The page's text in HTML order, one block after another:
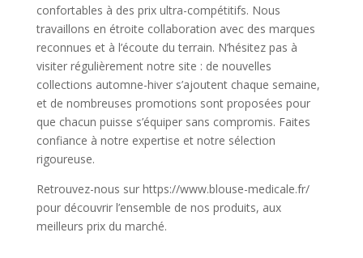
confortables à des prix ultra-compétitifs. Nous
travaillons en étroite collaboration avec des marques
reconnues et à l’écoute du terrain. N’hésitez pas à
visiter régulièrement notre site : de nouvelles
collections automne-hiver s’ajoutent chaque semaine,
et de nombreuses promotions sont proposées pour
que chacun puisse s’équiper sans compromis. Faites
confiance à notre expertise et notre sélection
rigoureuse.
Retrouvez-nous sur https://www.blouse-medicale.fr/
pour découvrir l’ensemble de nos produits, aux
meilleurs prix du marché.